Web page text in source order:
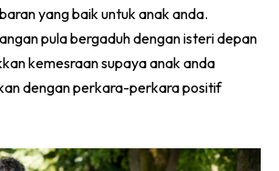
yang baik untuk anak anda.
pula bergaduh dengan isteri depan
kemesraan supaya anak anda
dengan perkara-perkara positif